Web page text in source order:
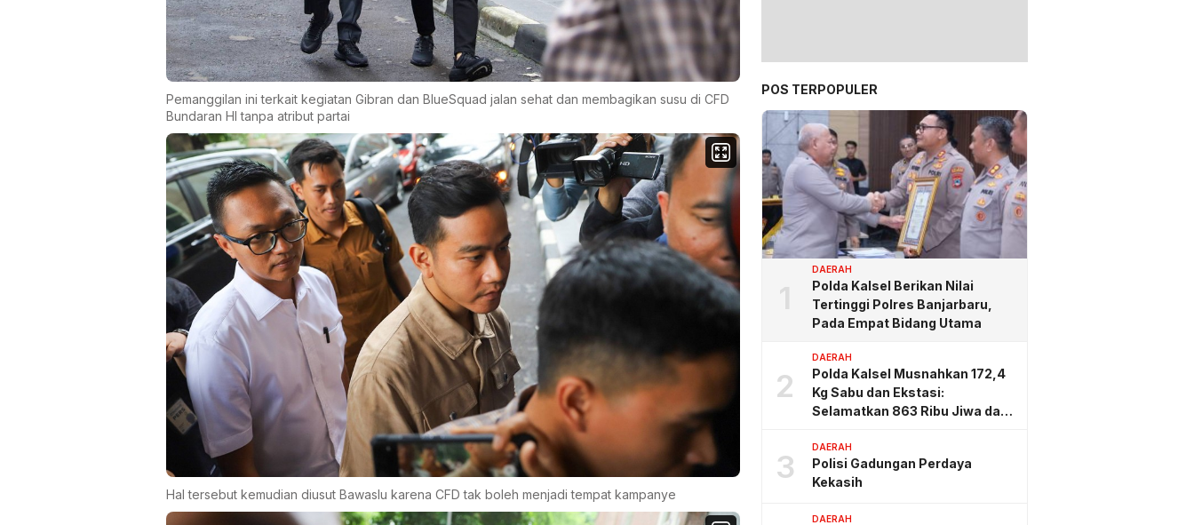
Pemanggilan ini terkait kegiatan Gibran dan BlueSquad jalan sehat dan membagikan susu di CFD
Bundaran HI tanpa atribut partai
Hal tersebut kemudian diusut Bawaslu karena CFD tak boleh menjadi tempat kampanye
POS TERPOPULER
1
DAERAH
Polda Kalsel Berikan Nilai
Tertinggi Polres Banjarbaru,
Pada Empat Bidang Utama
2
DAERAH
Polda Kalsel Musnahkan 172,4
Kg Sabu dan Ekstasi:
Selamatkan 863 Ribu Jiwa dan
Triliun
3
DAERAH
Polisi Gadungan Perdaya
Kekasih
DAERAH